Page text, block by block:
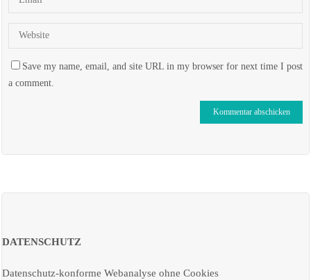
Save my name, email, and site URL in my browser for next time I post
a comment.
DATENSCHUTZ
Datenschutz-konforme Webanalyse ohne Cookies